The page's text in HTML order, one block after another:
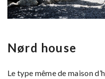
Nørd house
Le type même de maison